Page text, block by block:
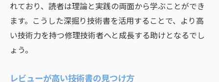
れており、読者は理論と実践の両面から学ぶことができ
ます。こうした深掘り技術書を活用することで、より高
い技術力を持つ修理技術者へと成長する助けとなるでし
ょう。
レビューが高い技術書の見つけ方